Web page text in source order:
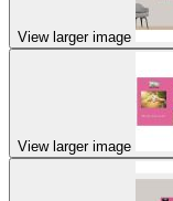
View larger image
View larger image